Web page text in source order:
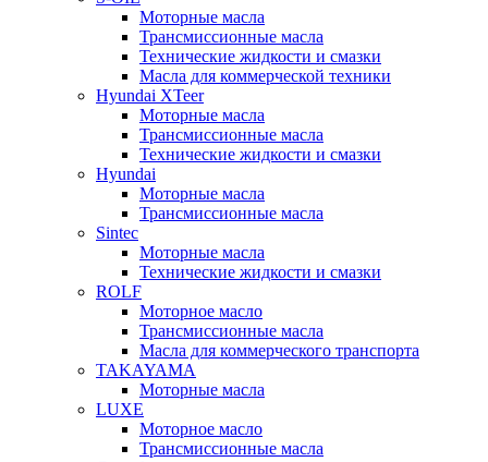
Моторные масла
Трансмиссионные масла
Технические жидкости и смазки
Масла для коммерческой техники
Hyundai XTeer
Моторные масла
Трансмиссионные масла
Технические жидкости и смазки
Hyundai
Моторные масла
Трансмиссионные масла
Sintec
Моторные масла
Технические жидкости и смазки
ROLF
Моторное масло
Трансмиссионные масла
Масла для коммерческого транспорта
TAKAYAMA
Моторные масла
LUXE
Моторное масло
Трансмиссионные масла